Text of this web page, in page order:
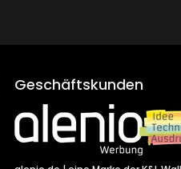
Geschäftskunden